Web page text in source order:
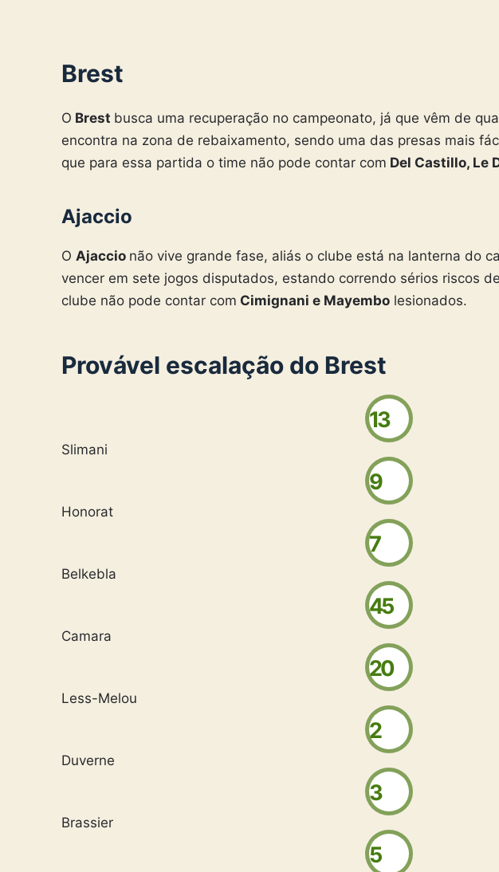
Brest
O Brest busca uma recuperação no campeonato, já que vêm de
encontra na zona de rebaixamento, sendo uma das presas mais
que para essa partida o time não pode contar com Del Castillo, Le
Ajaccio
O Ajaccio não vive grande fase, aliás o clube está na lanterna do
vencer em sete jogos disputados, estando correndo sérios riscos
clube não pode contar com Cimignani e Mayembo lesionados.
Provável escalação do Brest
13
Slimani
9
Honorat
7
Belkebla
45
Camara
20
Less-Melou
2
Duverne
3
Brassier
5